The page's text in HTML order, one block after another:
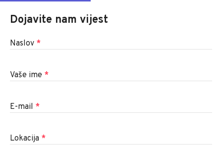
Dojavite nam vijest
Naslov *
Vaše ime *
E-mail *
Lokacija *